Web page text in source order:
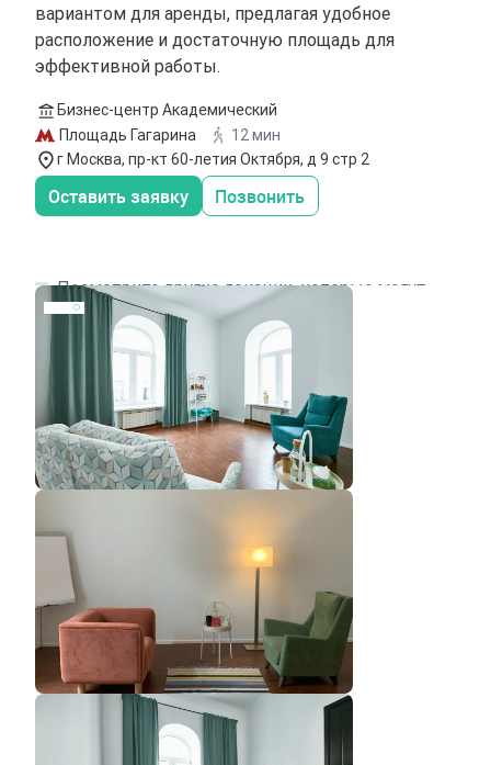
вариантом для аренды, предлагая удобное
расположение и достаточную площадь для
эффективной работы.
Бизнес-центр Академический
Площадь Гагарина
12 мин
г Москва, пр-кт 60-летия Октября, д 9 стр 2
Оставить заявку Позвонить
Посмотрите другие локации, которые могут
подходить под ваш запрос